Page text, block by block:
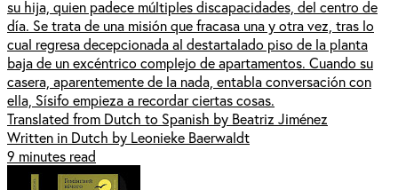
su hija, quien padece múltiples discapacidades, del centro de
día. Se trata de una misión que fracasa una y otra vez, tras lo
cual regresa decepcionada al destartalado piso de la planta
baja de un excéntrico complejo de apartamentos. Cuando su
casera, aparentemente de la nada, entabla conversación con
ella, Sísifo empieza a recordar ciertas cosas.
Translated from Dutch to Spanish by Beatriz Jiménez
Written in Dutch by Leonieke Baerwaldt
9 minutes read